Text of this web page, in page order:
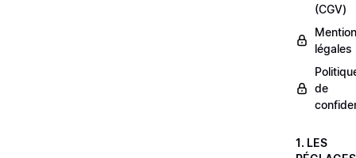
(CGV)
légales
de
1. LES